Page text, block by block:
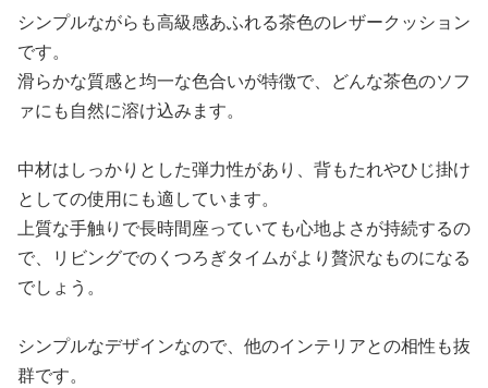
シンプルながらも高級感あふれる茶色のレザークッション
です。
滑らかな質感と均一な色合いが特徴で、どんな茶色のソフ
ァにも自然に溶け込みます。
中材はしっかりとした弾力性があり、背もたれやひじ掛け
としての使用にも適しています。
上質な手触りで長時間座っていても心地よさが持続するの
で、リビングでのくつろぎタイムがより贅沢なものになる
でしょう。
シンプルなデザインなので、他のインテリアとの相性も抜
群です。